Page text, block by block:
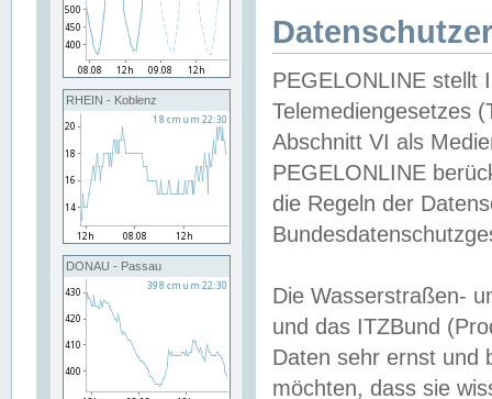
RHEIN - Koblenz
DONAU - Passau
PEGELONLINE stellt
Telemediengesetzes
Abschnitt VI als
PEGELONLINE
die Regeln der
Die Wasserstraßen-
und das ITZBund
Daten sehr ernst und
möchten, dass sie